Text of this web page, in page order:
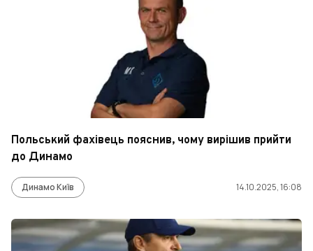
Польський фахівець пояснив, чому вирішив прийти
до Динамо
Динамо Київ 14.10.2025, 16:08